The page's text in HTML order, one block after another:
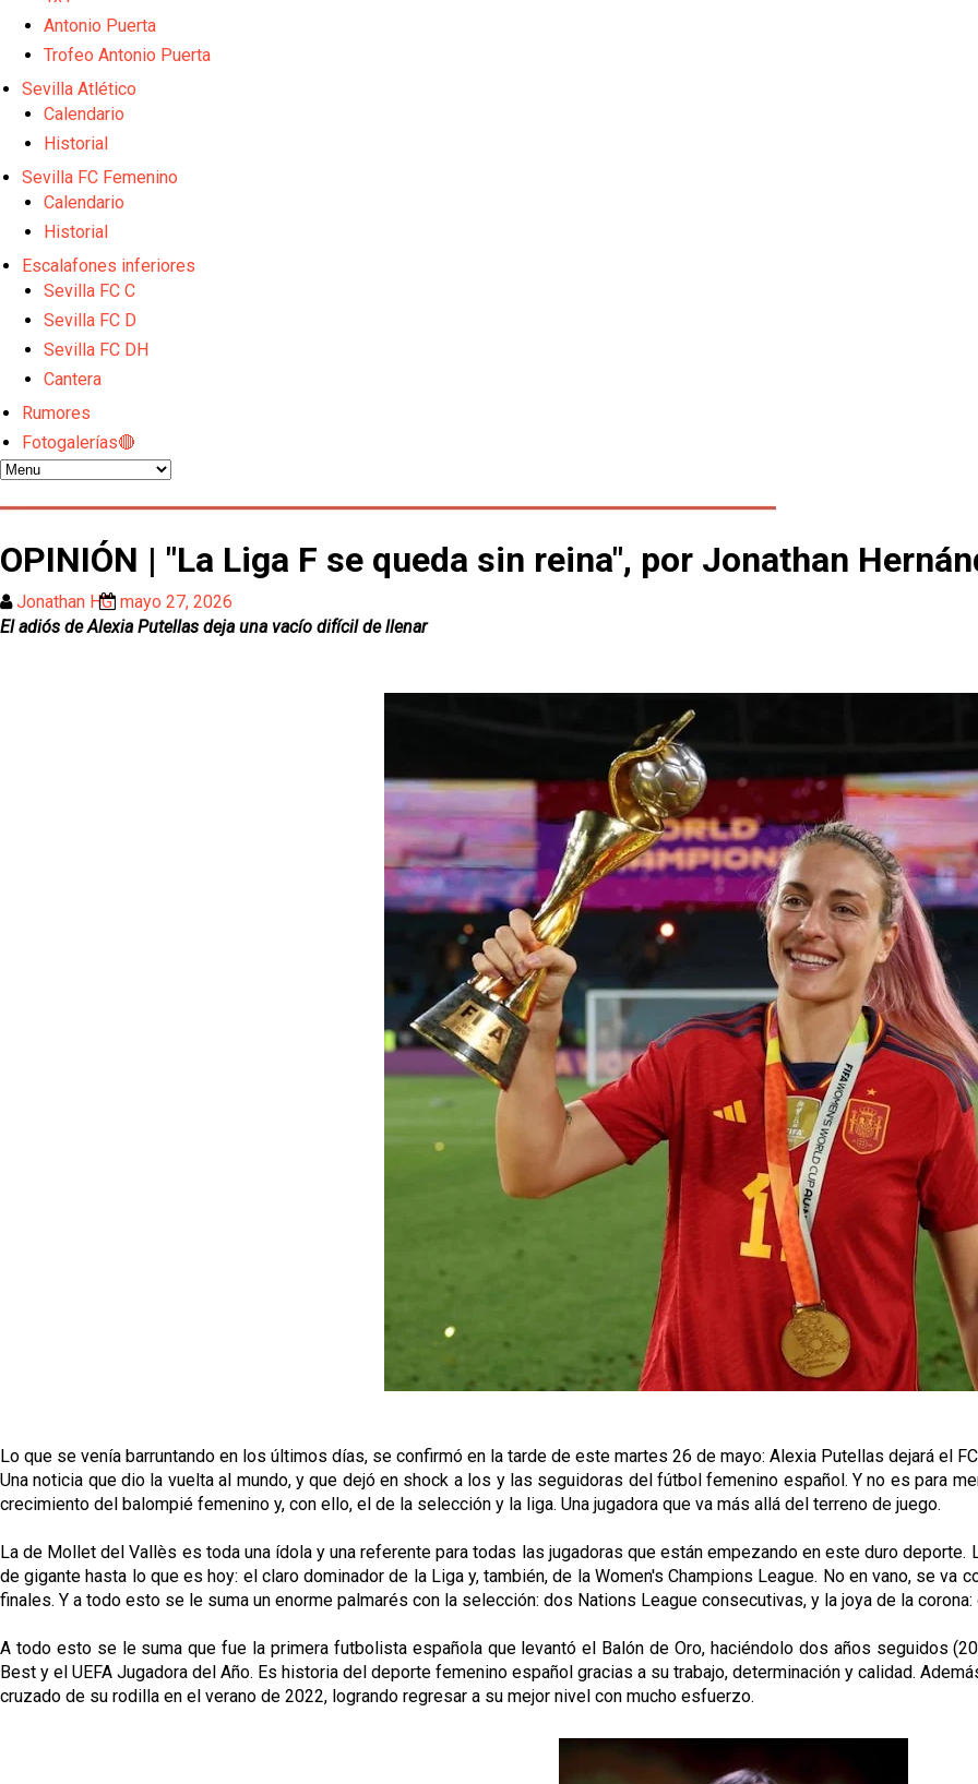
Juanlu de vuelta a Sevilla para cerrar su fichaje a la Premier
El Granada negocia con el Sevilla FC por Alberto Flores
El Sevilla mueve ficha por Robbie Ure: la opción 'A' para el ataque nervionense
Antonio Puerta
Trofeo Antonio Puerta
Sevilla Atlético
Calendario
Historial
Sevilla FC Femenino
Calendario
Historial
Escalafones inferiores
Sevilla FC C
Sevilla FC D
Sevilla FC DH
Cantera
Rumores
Fotogalerías🔴
OPINIÓN | "La Liga F se queda sin reina", por Jonathan
Jonathan HG mayo 27, 2026
El adiós de Alexia Putellas deja una vacío difícil de llenar
Lo que se venía barruntando en los últimos días, se confirmó en la tarde de este martes 26 de mayo: Alexia Putellas dejará el
Una noticia que dio la vuelta al mundo, y que dejó en shock a los y las seguidoras del fútbol femenino español. Y no es para
crecimiento del balompié femenino y, con ello, el de la selección y la liga. Una jugadora que va más allá del terreno de juego.
La de Mollet del Vallès es toda una ídola y una referente para todas las jugadoras que están empezando en este duro deporte.
de gigante hasta lo que es hoy: el claro dominador de la Liga y, también, de la Women's Champions League. No en vano, se
finales. Y a todo esto se le suma un enorme palmarés con la selección: dos Nations League consecutivas, y la joya de la
A todo esto se le suma que fue la primera futbolista española que levantó el Balón de Oro, haciéndolo dos años seguidos
Best y el UEFA Jugadora del Año. Es historia del deporte femenino español gracias a su trabajo, determinación y calidad.
cruzado de su rodilla en el verano de 2022, logrando regresar a su mejor nivel con mucho esfuerzo.